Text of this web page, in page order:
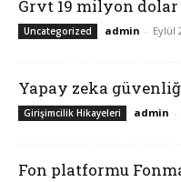
Grvt 19 milyon dolar
Uncategorized admin - Eylül
Yapay zeka
Girişimcilik Hikayeleri admin -
Fon platformu